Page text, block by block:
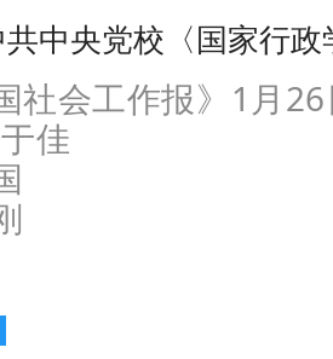
共中央党校〈国家行
社会工作报》1月
于佳